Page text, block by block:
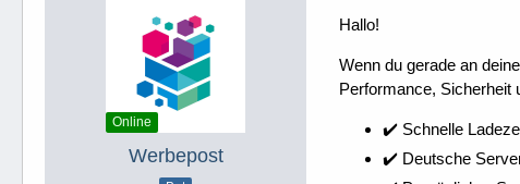
Online
Werbepost
Hallo!
Wenn du gerade an
Performance, Sicherheit
✔️ Schnelle
✔️ Deutsche